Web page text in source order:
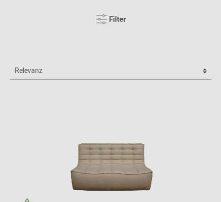
Filter